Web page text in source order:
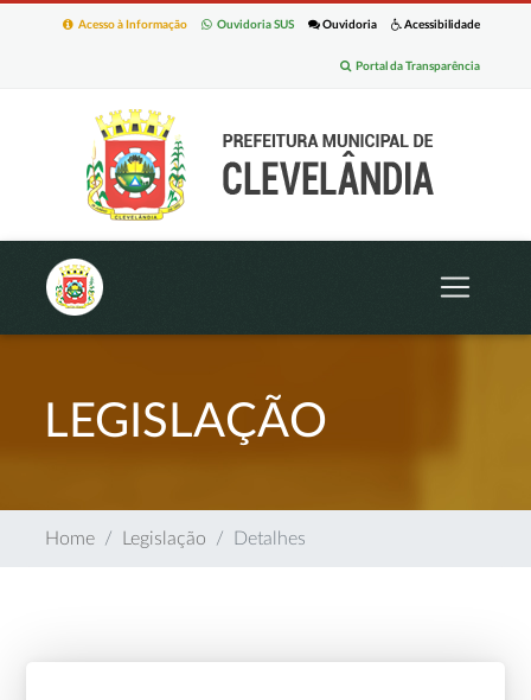
Acessibilidade
Ouvidoria
Ouvidoria SUS
Acesso à Informação
Portal da Transparência
LEGISLAÇÃO
Home Legislação Detalhes